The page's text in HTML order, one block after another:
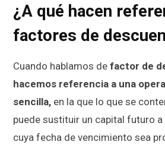
¿A qué hacen
factores de
Cuando hablamos de factor de
hacemos referencia a una
sencilla, en la que lo que se
puede sustituir un capital futuro
cuya fecha de vencimiento sea